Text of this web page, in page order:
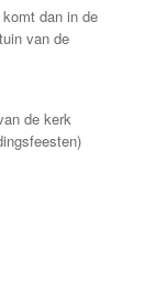
dan in de
van de
de kerk